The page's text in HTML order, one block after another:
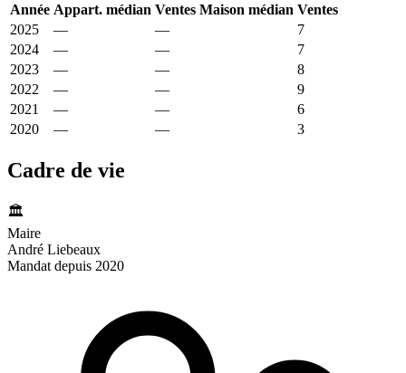
Année Appart. médian Ventes Maison médian Ventes
2025
— —
7
2024
— —
7
2023
— —
8
2022
— —
9
2021
— —
6
2020
— — 3
Cadre de vie
🏛️
Maire
André Liebeaux
Mandat depuis 2020